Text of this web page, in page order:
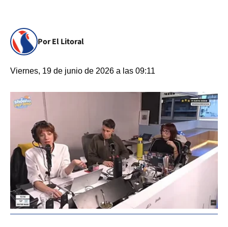
Por El Litoral
Viernes, 19 de junio de 2026 a las 09:11